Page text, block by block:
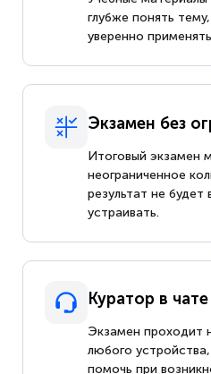
глубже понять
уверенно
Экзамен без
Итоговый экзамен
неограниченное
результат не
устраивать.
Куратор в чате
Экзамен проходит
любого
помочь при